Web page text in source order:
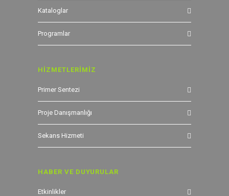
Kataloglar
Programlar
HİZMETLERİMİZ
Primer Sentezi
Proje Danışmanlığı
Sekans Hizmeti
HABER VE DUYURULAR
Etkinlikler